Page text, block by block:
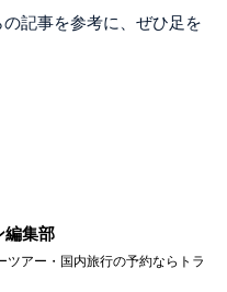
記事を参考に、ぜひ足を
編集部
ツアー・国内旅行の予約ならトラ